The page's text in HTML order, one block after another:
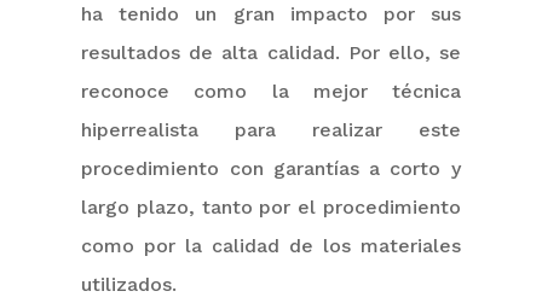
ha tenido un gran impacto por sus
resultados de alta calidad. Por ello, se
reconoce como la mejor técnica
hiperrealista para realizar este
procedimiento con garantías a corto y
largo plazo, tanto por el procedimiento
como por la calidad de los materiales
utilizados.